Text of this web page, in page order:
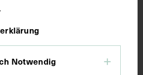
cm
Notwendig